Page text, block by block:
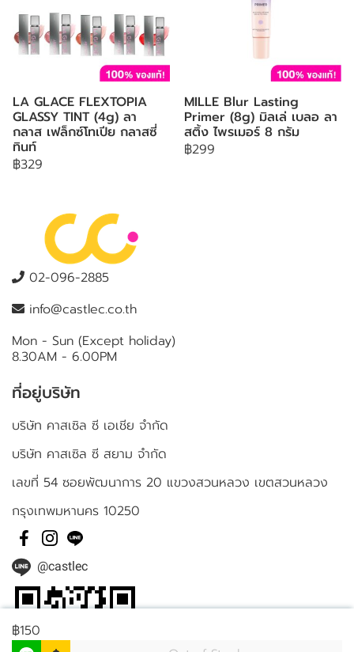
LA GLACE FLEXTOPIA
GLASSY TINT (4g) ลา
กลาส เฟล็กซ์โทเปีย กลาสซี่
ทินท์
฿329
MILLE Blur Lasting
Primer (8g) มิลเล่ เบลอ ลา
สติ้ง ไพรเมอร์ 8 กรัม
฿299
฿150
02-096-2885
info@castlec.co.th
Mon - Sun (Except holiday)
8.30AM - 6.00PM
ที่อยู่บริษัท
บริษัท คาสเซิล ซี เอเชีย จำกัด
บริษัท คาสเซิล ซี สยาม จำกัด
เลขที่ 54 ซอยพัฒนาการ 20 แขวงสวนหลวง เขตสวนหลวง
กรุงเทพมหานคร 10250
@castlec